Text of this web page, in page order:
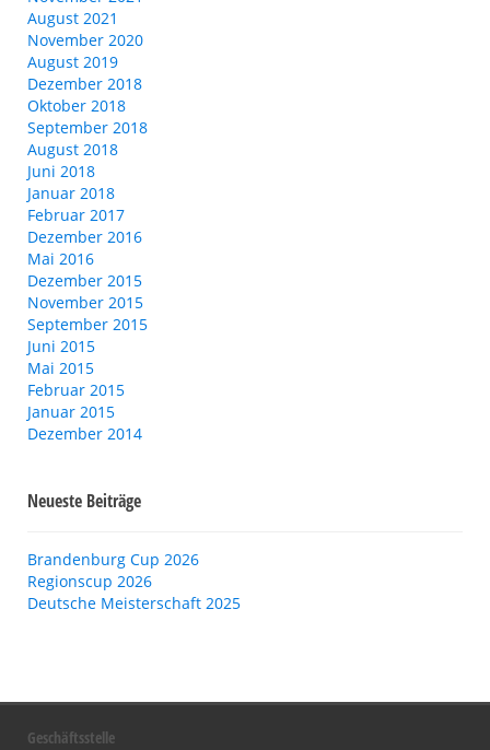
August 2021
November 2020
August 2019
Dezember 2018
Oktober 2018
September 2018
August 2018
Juni 2018
Januar 2018
Februar 2017
Dezember 2016
Mai 2016
Dezember 2015
November 2015
September 2015
Juni 2015
Mai 2015
Februar 2015
Januar 2015
Dezember 2014
Neueste Beiträge
Brandenburg Cup 2026
Regionscup 2026
Deutsche Meisterschaft 2025
Geschäftsstelle